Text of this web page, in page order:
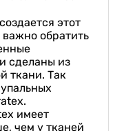
этот
обратить
сделаны из
ткани. Так
имеет
чем у тканей